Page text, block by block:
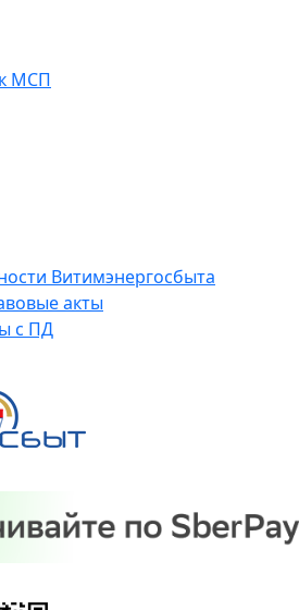
МСП
Витимэнергосбыта
акты
с ПД